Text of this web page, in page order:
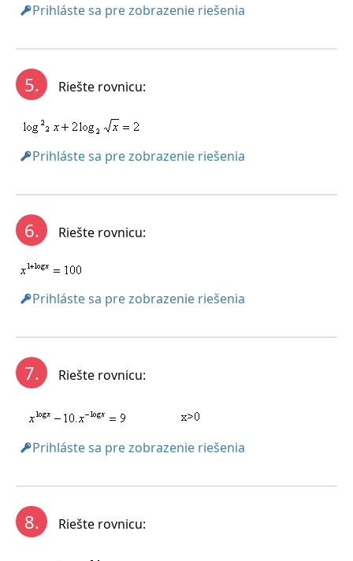
Prihláste sa pre zobrazenie riešenia
5. Riešte rovnicu:
Prihláste sa pre zobrazenie riešenia
6. Riešte rovnicu:
Prihláste sa pre zobrazenie riešenia
7. Riešte rovnicu:
Prihláste sa pre zobrazenie riešenia
8. Riešte rovnicu: